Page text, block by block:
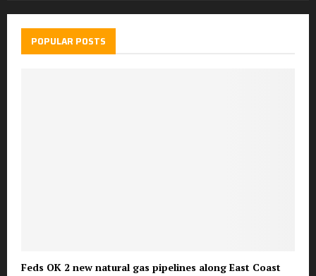
POPULAR POSTS
Feds OK 2 new natural gas pipelines along East Coast